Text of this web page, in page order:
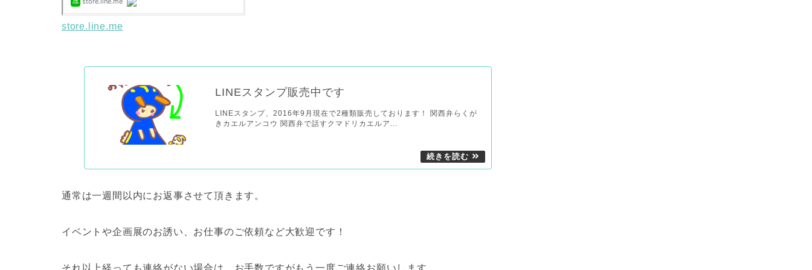
store.line.me
LINEスタンプ販売中です
LINEスタンプ、2016年9月現在で2種類販売しております！ 関西弁らくが
きカエルアンコウ 関西弁で話すクマドリカエルア...
通常は一週間以内にお返事させて頂きます。
イベントや企画展のお誘い、お仕事のご依頼など大歓迎です！
それ以上経っても連絡がない場合は、お手数ですがもう一度ご連絡お願いします。